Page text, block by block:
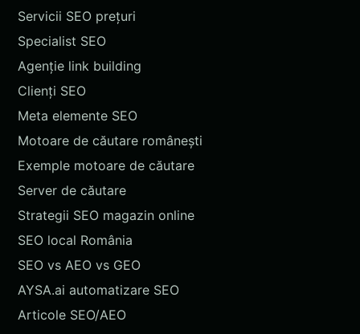
Servicii SEO prețuri
Specialist SEO
Agenție link building
Clienți SEO
Meta elemente SEO
Motoare de căutare românești
Exemple motoare de căutare
Server de căutare
Strategii SEO magazin online
SEO local România
SEO vs AEO vs GEO
AYSA.ai automatizare SEO
Articole SEO/AEO